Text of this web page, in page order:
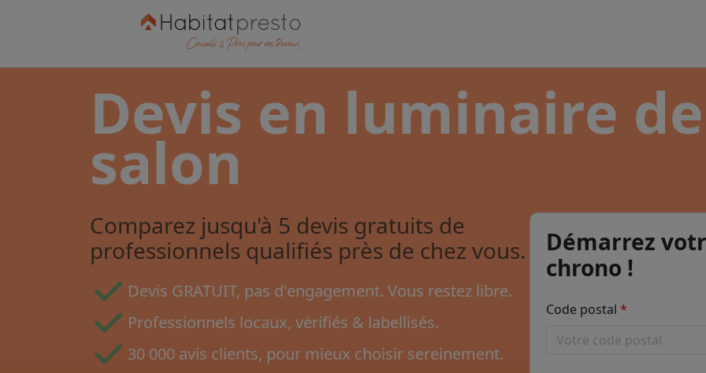
Devis en luminaire de
salon
Comparez jusqu'à 5 devis gratuits de
professionnels qualifiés près de chez vous.
Devis GRATUIT, pas d'engagement. Vous restez libre.
Professionnels locaux, vérifiés & labellisés.
30 000 avis clients, pour mieux choisir sereinement.
Démarrez
chrono !
Code postal